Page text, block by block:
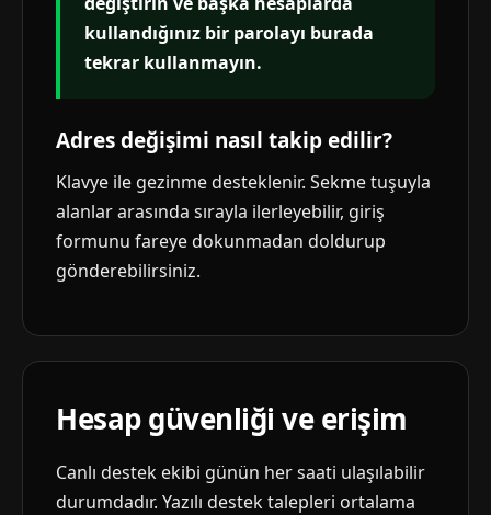
kullandığınız bir parolayı burada
tekrar kullanmayın.
Adres değişimi nasıl takip edilir?
Klavye ile gezinme desteklenir. Sekme tuşuyla
alanlar arasında sırayla ilerleyebilir, giriş
formunu fareye dokunmadan doldurup
gönderebilirsiniz.
Hesap güvenliği ve erişim
Canlı destek ekibi günün her saati ulaşılabilir
durumdadır. Yazılı destek talepleri ortalama